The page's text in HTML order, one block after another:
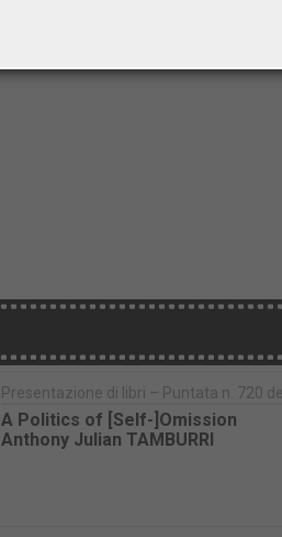
Presentazione di libri – Puntata n. 720
A Politics of [Self-]Omission
Anthony Julian TAMBURRI